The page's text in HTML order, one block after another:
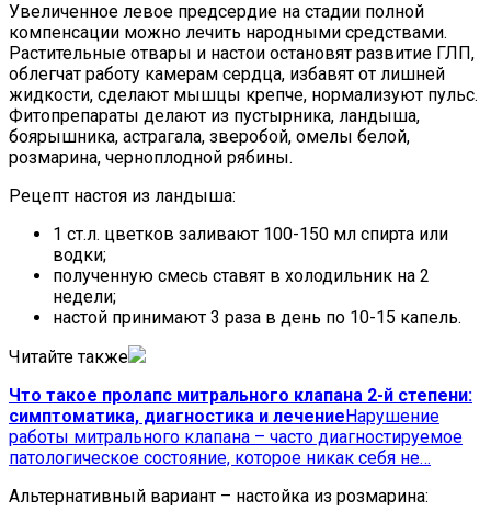
Увеличенное левое предсердие на стадии полной
компенсации можно лечить народными средствами.
Растительные отвары и настои остановят развитие ГЛП,
облегчат работу камерам сердца, избавят от лишней
жидкости, сделают мышцы крепче, нормализуют пульс.
Фитопрепараты делают из пустырника, ландыша,
боярышника, астрагала, зверобой, омелы белой,
розмарина, черноплодной рябины.
Рецепт настоя из ландыша:
1 ст.л. цветков заливают 100-150 мл спирта или
водки;
полученную смесь ставят в холодильник на 2
недели;
настой принимают 3 раза в день по 10-15 капель.
Читайте также
Что такое пролапс митрального клапана 2-й степени:
симптоматика, диагностика и лечениеНарушение
работы митрального клапана – часто диагностируемое
патологическое состояние, которое никак себя не…
Альтернативный вариант – настойка из розмарина: